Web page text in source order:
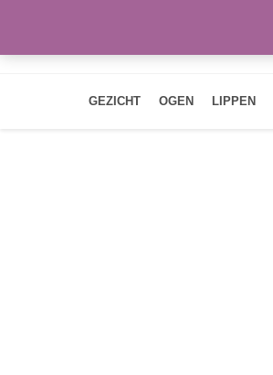
GEZICHT OGEN LIPPEN